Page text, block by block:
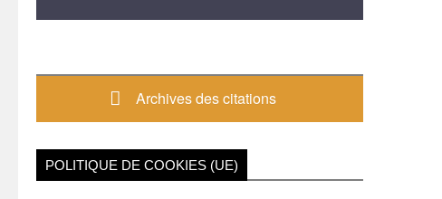
Archives des citations
POLITIQUE DE COOKIES (UE)